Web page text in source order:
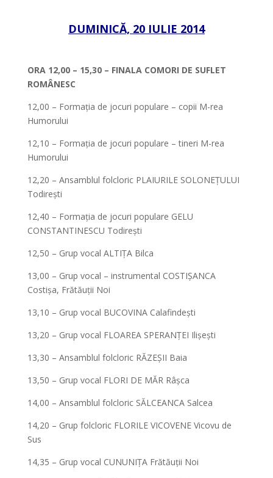
DUMINICĂ, 20 IULIE 2014
ORA 12,00 – 15,30– FINALA COMORI DE SUFLET
ROMÂNESC
12,00 – Formația de jocuri populare – copii M-rea
Humorului
12,10 – Formația de jocuri populare – tineri M-rea
Humorului
12,20 – Ansamblul folcloric PLAIURILE SOLONEȚULUI
Todirești
12,40 – Formația de jocuri populare GELU
CONSTANTINESCU Todirești
12,50 – Grup vocal ALTIȚA Bilca
13,00 – Grup vocal – instrumental COSTIȘANCA
Costișa, Frătăuții Noi
13,10 – Grup vocal BUCOVINA Calafindești
13,20 – Grup vocal FLOAREA SPERANȚEI Ilișești
13,30 – Ansamblul folcloric RĂZEȘII Baia
13,50 – Grup vocal FLORI DE MĂR Râșca
14,00 – Ansamblul folcloric SĂLCEANCA Salcea
14,20 – Grup folcloric FLORILE VICOVENE Vicovu de
Sus
14,35 – Grup vocal CUNUNIȚA Frătăuții Noi